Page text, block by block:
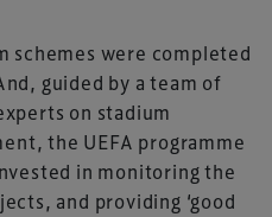
schemes were completed
guided by a team of
on stadium
the UEFA programme
in monitoring the
and providing ‘good